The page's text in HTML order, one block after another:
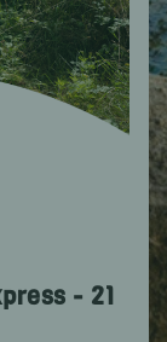
- 21